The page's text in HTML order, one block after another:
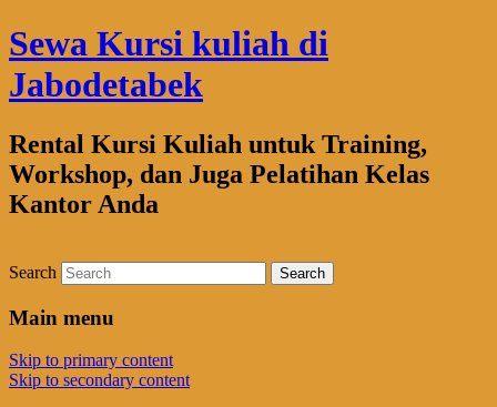
Sewa Kursi kuliah di
Jabodetabek
Rental Kursi Kuliah untuk Training,
Workshop, dan Juga Pelatihan Kelas
Kantor Anda
Search
Main menu
Skip to primary content
Skip to secondary content